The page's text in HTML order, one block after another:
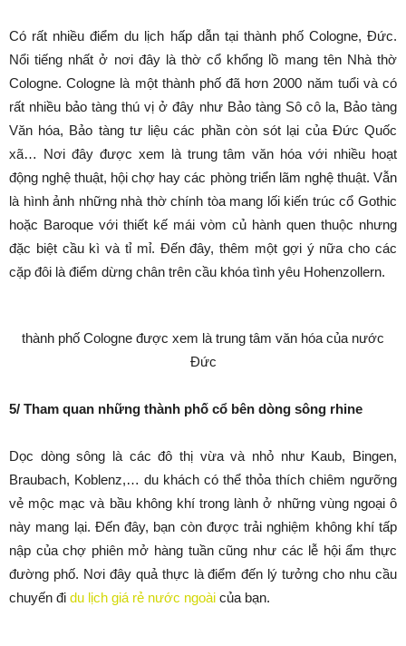
Có rất nhiều điểm du lịch hấp dẫn tại thành phố Cologne, Đức.
Nổi tiếng nhất ở nơi đây là thờ cổ khổng lồ mang tên Nhà thờ
Cologne. Cologne là một thành phố đã hơn 2000 năm tuổi và có
rất nhiều bảo tàng thú vị ở đây như Bảo tàng Sô cô la, Bảo tàng
Văn hóa, Bảo tàng tư liệu các phần còn sót lại của Đức Quốc
xã… Nơi đây được xem là trung tâm văn hóa với nhiều hoạt
động nghệ thuật, hội chợ hay các phòng triển lãm nghệ thuật. Vẫn
là hình ảnh những nhà thờ chính tòa mang lối kiến trúc cổ Gothic
hoặc Baroque với thiết kế mái vòm củ hành quen thuộc nhưng
đặc biệt cầu kì và tỉ mỉ. Đến đây, thêm một gợi ý nữa cho các
cặp đôi là điểm dừng chân trên cầu khóa tình yêu Hohenzollern.
thành phố Cologne được xem là trung tâm văn hóa của nước
Đức
5/ Tham quan những thành phố cổ bên dòng sông rhine
Dọc dòng sông là các đô thị vừa và nhỏ như Kaub, Bingen,
Braubach, Koblenz,… du khách có thể thỏa thích chiêm ngưỡng
vẻ mộc mạc và bầu không khí trong lành ở những vùng ngoại ô
này mang lại. Đến đây, bạn còn được trải nghiệm không khí tấp
nập của chợ phiên mở hàng tuần cũng như các lễ hội ẩm thực
đường phố. Nơi đây quả thực là điểm đến lý tưởng cho nhu cầu
chuyến đi du lịch giá rẻ nước ngoài của bạn.